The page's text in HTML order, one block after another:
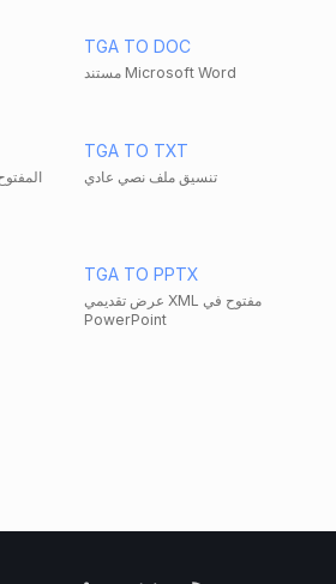
TGA TO DOC
مستند Microsoft Word
TGA TO TXT
تنسيق ملف نصي عادي
TGA TO PPTX
عرض تقديمي XML مفتوح في
PowerPoint